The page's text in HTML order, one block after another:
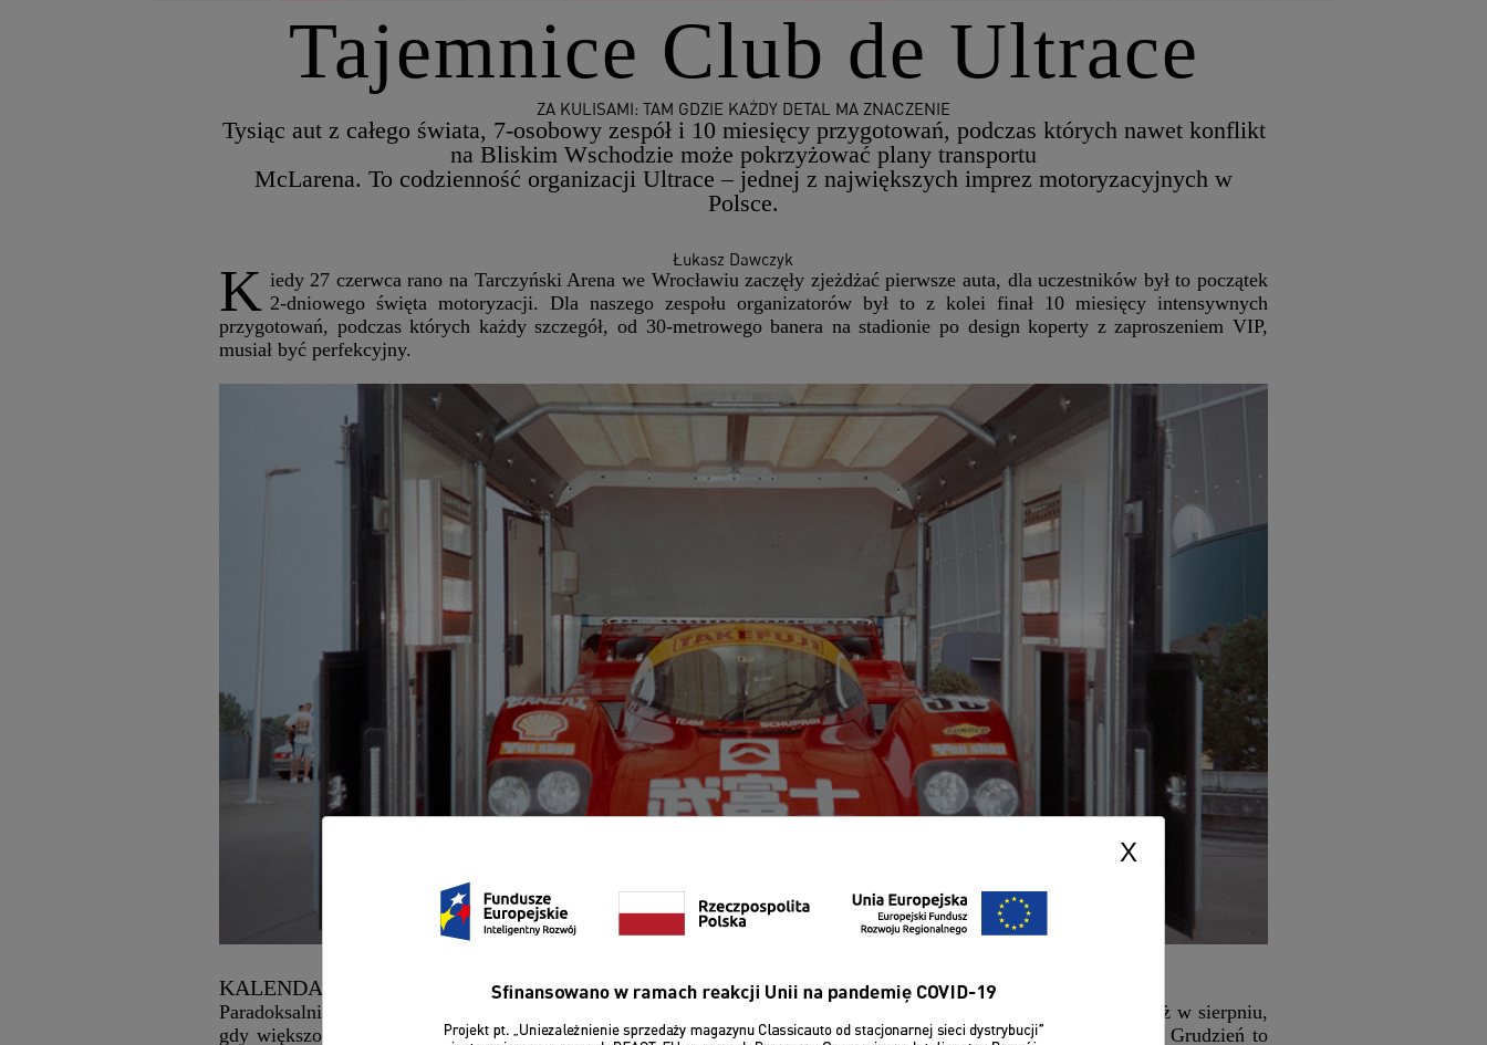
X
Tajemnice Club de Ultrace
ZA KULISAMI: TAM GDZIE KAŻDY DETAL MA ZNACZENIE
Tysiąc aut z całego świata, 7-osobowy zespół i 10 miesięcy przygotowań, podczas których nawet konflikt
na Bliskim Wschodzie może pokrzyżować plany transportu
McLarena. To codzienność organizacji Ultrace – jednej z największych imprez motoryzacyjnych w
Polsce.
Łukasz Dawczyk
K iedy 27 czerwca rano na Tarczyński Arena we Wrocławiu zaczęły zjeżdżać pierwsze auta, dla uczestników był to początek
2-dniowego święta motoryzacji. Dla naszego zespołu organizatorów był to z kolei finał 10 miesięcy intensywnych
przygotowań, podczas których każdy szczegół, od 30-metrowego banera na stadionie po design koperty z zaproszeniem VIP,
musiał być perfekcyjny.
KALENDARZ SZALEŃSTWA
Paradoksalnie praca nad kolejną edycją Ultrace rozpoczyna się niemal natychmiast po zakończeniu poprzedniej. Już w sierpniu,
gdy większość z nas dopiero wraca z wakacji, siadamy do planowania kampanii marketingowej na następny rok. Grudzień to